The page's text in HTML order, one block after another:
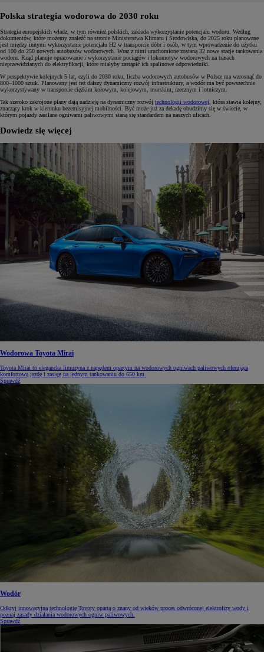
Polska strategia wodorowa do 2030 roku
Strategia europejskich władz, w tym również polskich, zakłada wykorzystanie potencjału wodoru. Według
dokumentów, które możemy znaleźć na stronie Ministerstwa Klimatu i Środowiska, do 2025 roku planowane
jest między innymi wykorzystanie potencjału H2 w transporcie dóbr i osób, w tym wprowadzenie do użytku
od 100 do 250 nowych autobusów wodorowych. Wraz z nimi uruchomione zostaną 32 nowe stacje tankowania
wodoru. Rząd planuje opracowanie i wykorzystanie pociągów i lokomotyw wodorowych na trasach
nieprzewidzianych do elektryfikacji, które miałyby zastąpić ich spalinowe odpowiedniki.
W perspektywie kolejnych 5 lat, czyli do 2030 roku, liczba wodorowych autobusów w Polsce ma wzrosnąć do
800–1000 sztuk. Planowany jest też dalszy dynamiczny rozwój infrastruktury, a wodór ma być powszechnie
wykorzystywany w transporcie ciężkim kołowym, kolejowym, morskim, rzecznym i lotniczym.
Tak szeroko zakrojone plany dają nadzieję na dynamiczny rozwój technologii wodorowej, która stawia kolejny,
znaczący krok w kierunku bezemisyjnej mobilności. Być może już za dekadę obudzimy się w świecie, w
którym pojazdy zasilane ogniwami paliwowymi staną się standardem na naszych ulicach.
Dowiedz się więcej
Wodorowa Toyota Mirai
Toyota Mirai to elegancka limuzyna z napędem opartym na wodorowych ogniwach paliwowych oferująca
komfortową jazdę i zasięg na jednym tankowaniu do 650 km.
Sprawdź
Wodór
Odkryj innowacyjną technologię Toyoty opartą o znany od wieków proces odwróconej elektrolizy wody i
poznaj zasady działania wodorowych ogniw paliwowych.
Sprawdź